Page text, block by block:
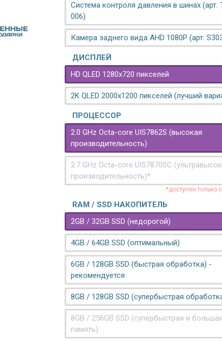
Система контроля давления в шинах (арт.
006)
Камера заднего вида AHD 1080P (арт.
ДИСПЛЕЙ
HD QLED 1280x720 пикселей
2K QLED 2000х1200 пикселей (лучший
ПРОЦЕССОР
2.0 GHz Octa-core UIS7862S (высокая
производительность)
2.7 GHz Octa-core UIS7870SC
производительность)*
*доступен только
RAM / SSD НАКОПИТЕЛЬ
2GB / 32GB SSD (недорогой)
4GB / 64GB SSD (оптимальный)
6GB / 128GB SSD (быстрая обработка) -
рекомендуется
8GB / 128GB SSD (супербыстрая
8GB / 256GB SSD (супербыстрая и большая
память)